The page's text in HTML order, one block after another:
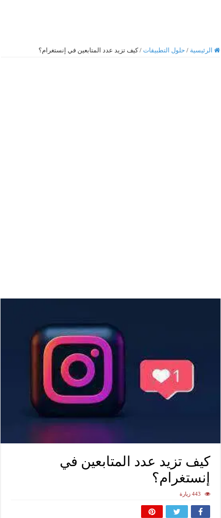
الرئيسية / حلول التطبيقات / كيف تزيد عدد المتابعين في إنستغرام؟
كيف تزيد عدد المتابعين في
إنستغرام؟
443 زيارة